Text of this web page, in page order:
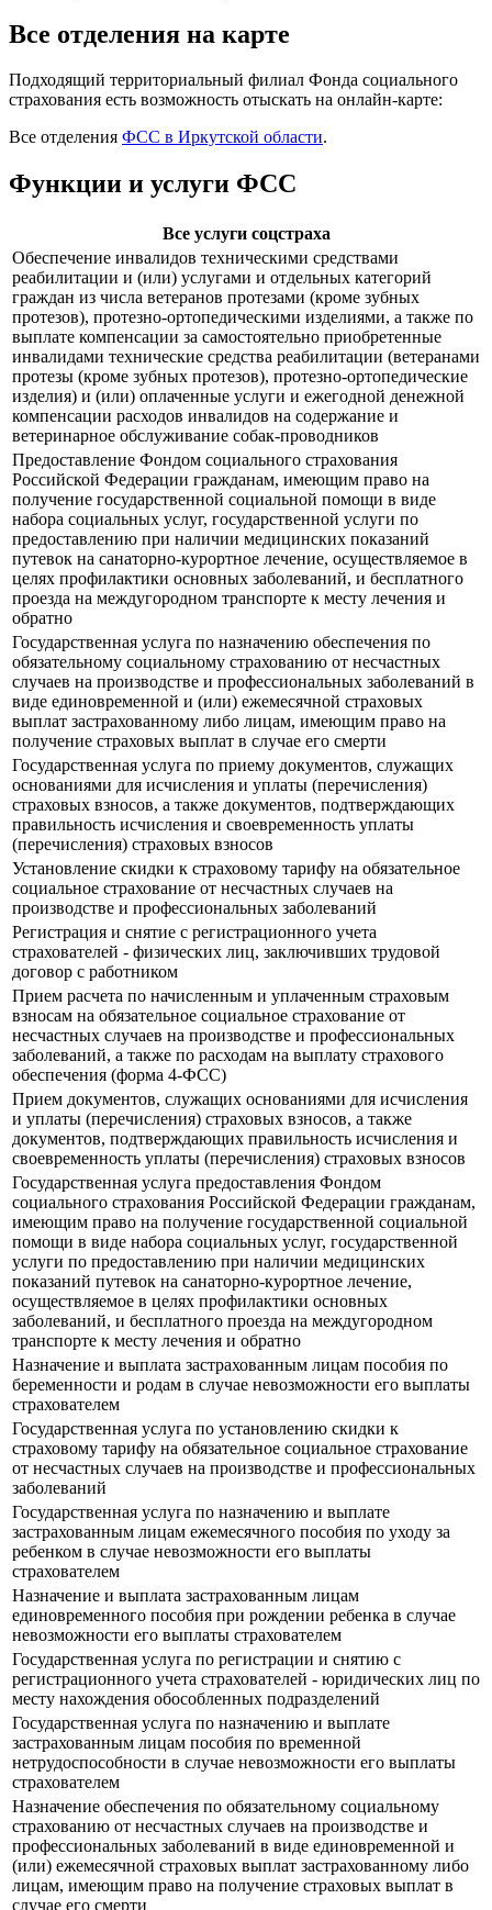
Все отделения на карте
Подходящий территориальный филиал Фонда социального
страхования есть возможность отыскать на онлайн-карте:
Все отделения ФСС в Иркутской области.
Функции и услуги ФСС
Все услуги соцстраха
Обеспечение инвалидов техническими средствами
реабилитации и (или) услугами и отдельных категорий
граждан из числа ветеранов протезами (кроме зубных
протезов), протезно-ортопедическими изделиями, а также по
выплате компенсации за самостоятельно приобретенные
инвалидами технические средства реабилитации (ветеранами
протезы (кроме зубных протезов), протезно-ортопедические
изделия) и (или) оплаченные услуги и ежегодной денежной
компенсации расходов инвалидов на содержание и
ветеринарное обслуживание собак-проводников
Предоставление Фондом социального страхования
Российской Федерации гражданам, имеющим право на
получение государственной социальной помощи в виде
набора социальных услуг, государственной услуги по
предоставлению при наличии медицинских показаний
путевок на санаторно-курортное лечение, осуществляемое в
целях профилактики основных заболеваний, и бесплатного
проезда на междугородном транспорте к месту лечения и
обратно
Государственная услуга по назначению обеспечения по
обязательному социальному страхованию от несчастных
случаев на производстве и профессиональных заболеваний в
виде единовременной и (или) ежемесячной страховых
выплат застрахованному либо лицам, имеющим право на
получение страховых выплат в случае его смерти
Государственная услуга по приему документов, служащих
основаниями для исчисления и уплаты (перечисления)
страховых взносов, а также документов, подтверждающих
правильность исчисления и своевременность уплаты
(перечисления) страховых взносов
Установление скидки к страховому тарифу на обязательное
социальное страхование от несчастных случаев на
производстве и профессиональных заболеваний
Регистрация и снятие с регистрационного учета
страхователей - физических лиц, заключивших трудовой
договор с работником
Прием расчета по начисленным и уплаченным страховым
взносам на обязательное социальное страхование от
несчастных случаев на производстве и профессиональных
заболеваний, а также по расходам на выплату страхового
обеспечения (форма 4-ФСС)
Прием документов, служащих основаниями для исчисления
и уплаты (перечисления) страховых взносов, а также
документов, подтверждающих правильность исчисления и
своевременность уплаты (перечисления) страховых взносов
Государственная услуга предоставления Фондом
социального страхования Российской Федерации гражданам,
имеющим право на получение государственной социальной
помощи в виде набора социальных услуг, государственной
услуги по предоставлению при наличии медицинских
показаний путевок на санаторно-курортное лечение,
осуществляемое в целях профилактики основных
заболеваний, и бесплатного проезда на междугородном
транспорте к месту лечения и обратно
Назначение и выплата застрахованным лицам пособия по
беременности и родам в случае невозможности его выплаты
страхователем
Государственная услуга по установлению скидки к
страховому тарифу на обязательное социальное страхование
от несчастных случаев на производстве и профессиональных
заболеваний
Государственная услуга по назначению и выплате
застрахованным лицам ежемесячного пособия по уходу за
ребенком в случае невозможности его выплаты
страхователем
Назначение и выплата застрахованным лицам
единовременного пособия при рождении ребенка в случае
невозможности его выплаты страхователем
Государственная услуга по регистрации и снятию с
регистрационного учета страхователей - юридических лиц по
месту нахождения обособленных подразделений
Государственная услуга по назначению и выплате
застрахованным лицам пособия по временной
нетрудоспособности в случае невозможности его выплаты
страхователем
Назначение обеспечения по обязательному социальному
страхованию от несчастных случаев на производстве и
профессиональных заболеваний в виде единовременной и
(или) ежемесячной страховых выплат застрахованному либо
лицам, имеющим право на получение страховых выплат в
случае его смерти